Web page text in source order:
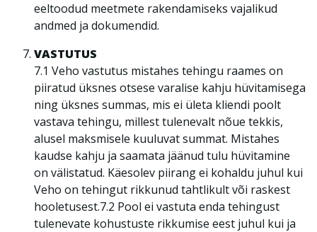
eeltoodud meetmete rakendamiseks vajalikud
andmed ja dokumendid.
VASTUTUS
7.1 Veho vastutus mistahes tehingu raames on
piiratud üksnes otsese varalise kahju hüvitamisega
ning üksnes summas, mis ei ületa kliendi poolt
vastava tehingu, millest tulenevalt nõue tekkis,
alusel maksmisele kuuluvat summat. Mistahes
kaudse kahju ja saamata jäänud tulu hüvitamine
on välistatud. Käesolev piirang ei kohaldu juhul kui
Veho on tehingut rikkunud tahtlikult või raskest
hooletusest.7.2 Pool ei vastuta enda tehingust
tulenevate kohustuste rikkumise eest juhul kui ja